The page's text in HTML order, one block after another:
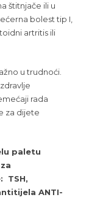
štitnjače ili u
bolest tip I,
artritis ili
u trudnoći.
rada
za dijete
paletu
TSH,
ANTI-